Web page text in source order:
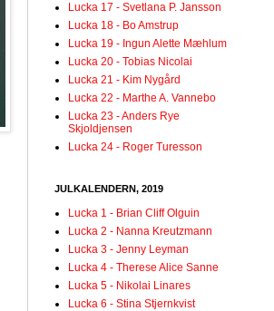
Lucka 17 - Svetlana P. Jansson
Lucka 18 - Bo Amstrup
Lucka 19 - Ingun Alette Mæhlum
Lucka 20 - Tobias Nicolai
Lucka 21 - Kim Nygård
Lucka 22 - Marthe A. Vannebo
Lucka 23 - Anders Rye
Skjoldjensen
Lucka 24 - Roger Turesson
JULKALENDERN, 2019
Lucka 1 - Brian Cliff Olguin
Lucka 2 - Nanna Kreutzmann
Lucka 3 - Jenny Leyman
Lucka 4 - Therese Alice Sanne
Lucka 5 - Nikolai Linares
Lucka 6 - Stina Stjernkvist